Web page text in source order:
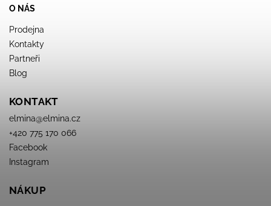
O NÁS
Prodejna
Kontakty
Partneři
Blog
KONTAKT
elmina@elmina.cz
+420 775 170 066
Facebook
Instagram
NÁKUP